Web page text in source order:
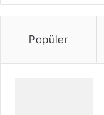
Popüler